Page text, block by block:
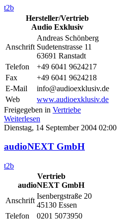
t2b
Hersteller/Vertrieb
Audio Exklusiv
Anschrift
Andreas Schönberg
Sudetenstrasse 11
63691 Ranstadt
Telefon
+49 6041 9624217
Fax
+49 6041 9624218
E-Mail
info@audioexklusiv.de
Web
www.audioexklusiv.de
Freigegeben in Vertriebe
Weiterlesen
Dienstag, 14 September 2004 02:00
audioNEXT GmbH
t2b
Vertrieb
audioNEXT GmbH
Anschrift
Isenbergstraße 20
45130 Essen
Telefon
0201 5073950